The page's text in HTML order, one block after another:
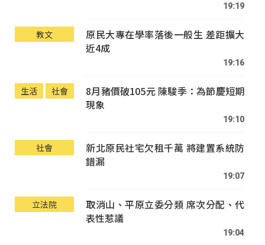
19:19
教文
原民大專在學率落後一般生 差距擴大
近4成
19:16
生活 社會
8月豬價破105元 陳駿季：為節慶短期
現象
19:10
社會
新北原民社宅欠租千萬 將建置系統防
錯漏
19:07
立法院
取消山、平原立委分類 席次分配、代
表性惹議
19:04